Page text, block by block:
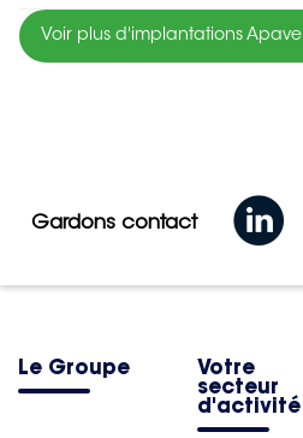
Voir plus d'implantations Apave
Gardons contact
Le Groupe Votre
secteur
d'activité